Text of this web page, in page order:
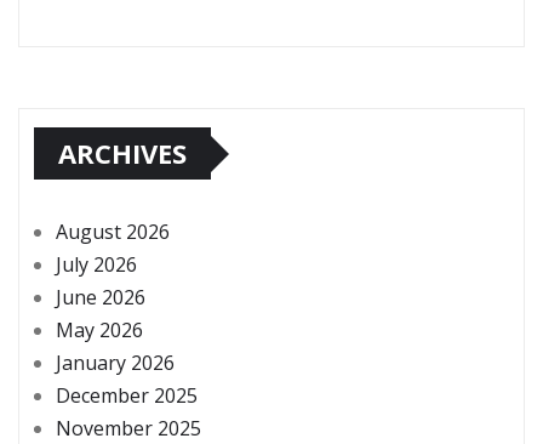
ARCHIVES
August 2026
July 2026
June 2026
May 2026
January 2026
December 2025
November 2025